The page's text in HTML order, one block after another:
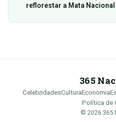
reflorestar a Mata
365
CelebridadesCulturaEconomia
Política de
© 2026 365